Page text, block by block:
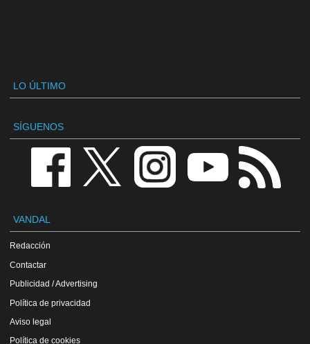
LO ÚLTIMO
SÍGUENOS
VANDAL
Redacción
Contactar
Publicidad / Advertising
Política de privacidad
Aviso legal
Política de cookies